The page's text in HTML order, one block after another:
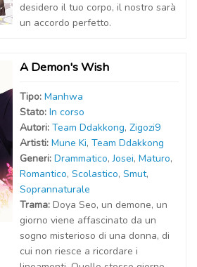
desidero il tuo corpo, il nostro sarà
un accordo perfetto.
A Demon's Wish
Tipo: Manhwa
Stato: In corso
Autori: Team Ddakkong, Zigozi9
Artisti: Mune Ki, Team Ddakkong
Generi: Drammatico,Josei, Maturo,
Romantico, Scolastico, Smut,
Soprannaturale
Trama: Doya Seo, un demone, un
giorno viene affascinato da un
sogno misterioso di una donna, di
cui non riesce a ricordare i